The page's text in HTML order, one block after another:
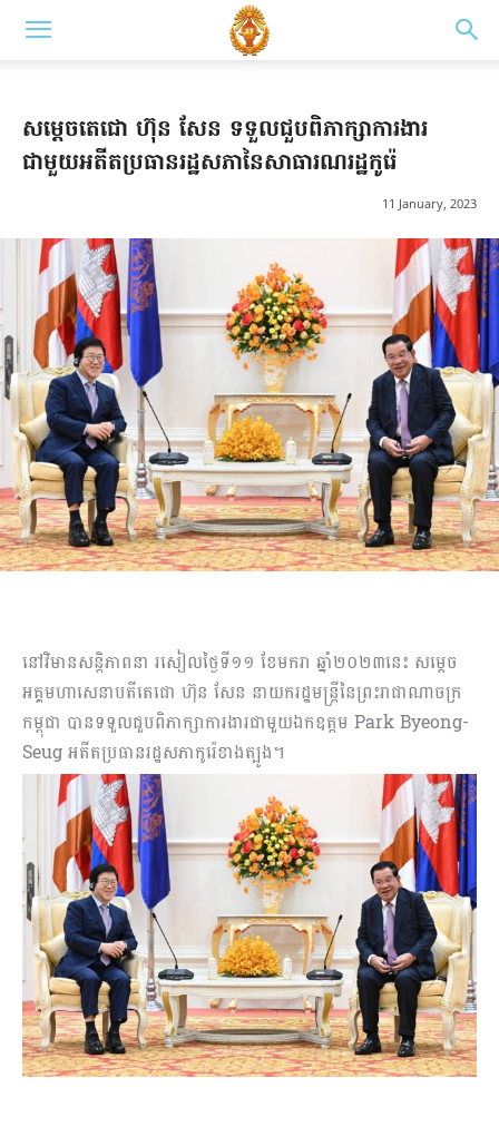
សម្ដេចតេជោ ហ៊ុន សែន ទទួលជួបពិភាក្សាការងារ
ជាមួយអតីតប្រធានរដ្ឋសភានៃសាធារណរដ្ឋកូរ៉េ
11 January, 2023
នៅវិមានសន្តិភាពនា រសៀលថ្ងៃទី១១ ខែមករា ឆ្នាំ២០២៣នេះ សម្ដេច
អគ្គមហាសេនាបតីតេជោ ហ៊ុន សែន នាយករដ្ឋមន្ត្រីនៃព្រះរាជាណាចក្រ
កម្ពុជា បានទទួលជួបពិភាក្សាការងារជាមួយឯកឧត្តម Park Byeong-
Seug អតីតប្រធានរដ្ឋសភាកូរ៉េខាងត្បូង។